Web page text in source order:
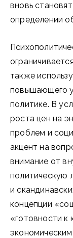
вновь
определении
также
повышающего
политике. В
роста цен на
проблем и
акцент на
внимание от
политическую
и
концепции
«готовности к